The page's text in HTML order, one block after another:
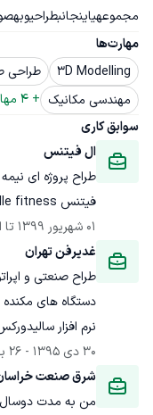
مهارت‌ها
3D Modelling
طراحی
مهندسی مکانیک +
4
سوابق کاری
ال فیتنس
طراح پروژه ای
فیتنس elle fitness
01 شهریور 1399
تا
غدیرفن تهران
طراح صنعتی و
دستگاه های
نرم افزار
30 دی 1395
- 26 بهمن 1397
شرق صنعت
من به مدت